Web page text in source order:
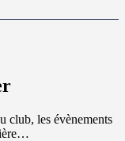
club, les évènements